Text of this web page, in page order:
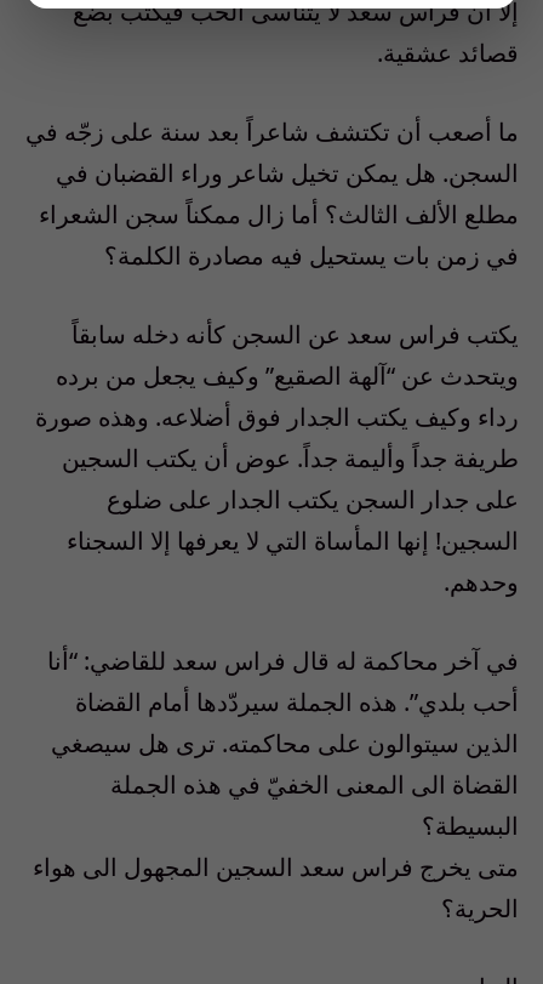
إلا أن فراس سعد لا يتناسى الحب فيكتب بضع
قصائد عشقية.
ما أصعب أن تكتشف شاعراً بعد سنة على زجّه في
السجن. هل يمكن تخيل شاعر وراء القضبان في
مطلع الألف الثالث؟ أما زال ممكناً سجن الشعراء
في زمن بات يستحيل فيه مصادرة الكلمة؟
يكتب فراس سعد عن السجن كأنه دخله سابقاً
ويتحدث عن “آلهة الصقيع” وكيف يجعل من برده
رداء وكيف يكتب الجدار فوق أضلاعه. وهذه صورة
طريفة جداً وأليمة جداً. عوض أن يكتب السجين
على جدار السجن يكتب الجدار على ضلوع
السجين! إنها المأساة التي لا يعرفها إلا السجناء
وحدهم.
في آخر محاكمة له قال فراس سعد للقاضي: “أنا
أحب بلدي”. هذه الجملة سيردّدها أمام القضاة
الذين سيتوالون على محاكمته. ترى هل سيصغي
القضاة الى المعنى الخفيّ في هذه الجملة
البسيطة؟
متى يخرج فراس سعد السجين المجهول الى هواء
الحرية؟